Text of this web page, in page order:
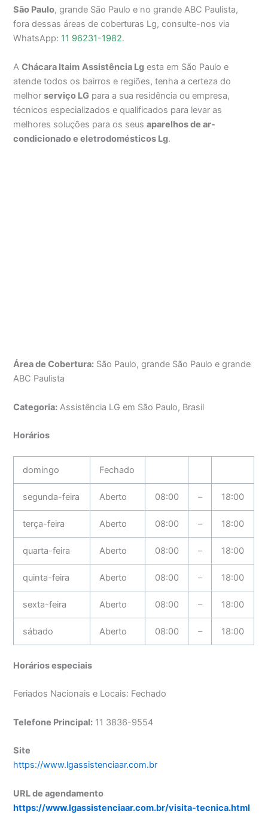
São Paulo, grande São Paulo e no grande ABC Paulista,
fora dessas áreas de coberturas Lg, consulte-nos via
WhatsApp: 11 96231-1982.
AChácara Itaim Assistência Lg esta em São Paulo e
atende todos os bairros e regiões, tenha a certeza do
melhorserviço LG para a sua residência ou empresa,
técnicos especializados e qualificados para levar as
melhores soluções para os seusaparelhos de ar-
condicionado e eletrodomésticos Lg.
Área de Cobertura: São Paulo, grande São Paulo e grande
ABC Paulista
Categoria: Assistência LG em São Paulo, Brasil
Horários
domingo Fechado
segunda-feira Aberto 08:00 – 18:00
terça-feira Aberto 08:00 – 18:00
quarta-feira Aberto 08:00 – 18:00
quinta-feira Aberto 08:00 – 18:00
sexta-feira Aberto 08:00 – 18:00
sábado Aberto 08:00 – 18:00
Horários especiais
Feriados Nacionais e Locais: Fechado
Telefone Principal: 11 3836-9554
Site
https://www.lgassistenciaar.com.br
URL de agendamento
https://www.lgassistenciaar.com.br/visita-tecnica.html